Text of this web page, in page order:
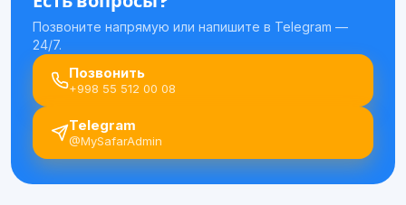
Позвоните напрямую или напишите в Telegram —
24/7.
Позвонить
+998 55 512 00 08
Telegram
@MySafarAdmin